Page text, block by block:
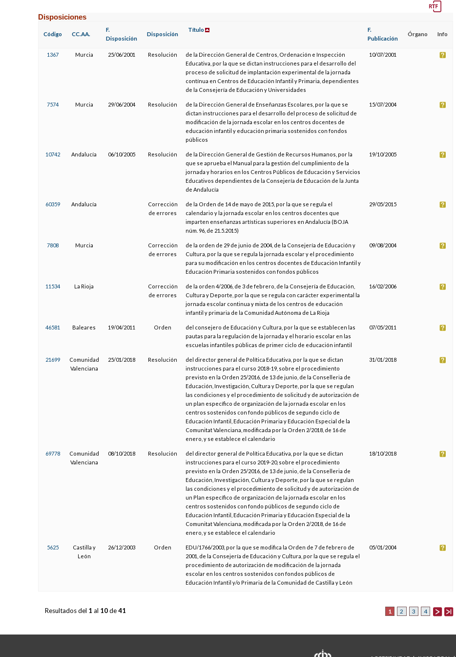
Disposiciones
Código CC.AA.
F.
Disposición
Disposición
Título
F.
Publicación
Órgano Info
1367 Murcia 25/06/2001 Resolución
de la Dirección General de Centros, Ordenación e Inspección
Educativa, por la que se dictan instrucciones para el desarrollo del
proceso de solicitud de implantación experimental de la jornada
contínua en Centros de Educación Infantil y Primaria, dependientes
de la Consejería de Educación y Universidades
10/07/2001
7574 Murcia 29/06/2004 Resolución
de la Dirección General de Enseñanzas Escolares, por la que se
dictan instrucciones para el desarrollo del proceso de solicitud de
modificación de la jornada escolar en los centros docentes de
educación infantil y educación primaria sostenidos con fondos
públicos
15/07/2004
10742 Andalucía 06/10/2005 Resolución
de la Dirección General de Gestión de Recursos Humanos, por la
que se aprueba el Manual para la gestión del cumplimiento de la
jornada y horarios en los Centros Públicos de Educación y Servicios
Educativos dependientes de la Consejería de Educación de la Junta
de Andalucía
19/10/2005
60359 Andalucía
Corrección
de errores
de la Orden de 14 de mayo de 2015, por la que se regula el
calendario y la jornada escolar en los centros docentes que
imparten enseñanzas artísticas superiores en Andalucía (BOJA
núm. 96, de 21.5.2015)
29/05/2015
7808 Murcia
Corrección
de errores
de la orden de 29 de junio de 2004, de la Consejería de Educación y
Cultura, por la que se regula la jornada escolar y el procedimiento
para su modificación en los centros docentes de Educación Infantil y
Educación Primaria sostenidos con fondos públicos
09/08/2004
11534 La Rioja
Corrección
de errores
de la orden 4/2006, de 3 de febrero, de la Consejería de Educación,
Cultura y Deporte, por la que se regula con carácter experimental la
jornada escolar continua y mixta de los centros de educación
infantil y primaria de la Comunidad Autónoma de La Rioja
16/02/2006
46581 Baleares 19/04/2011 Orden
del consejero de Educación y Cultura, por la que se establecen las
pautas para la regulación de la jornada y el horario escolar en las
escuelas infantiles públicas de primer ciclo de educación infantil
07/05/2011
21699
Comunidad
Valenciana
25/01/2018 Resolución
del director general de Política Educativa, por la que se dictan
instrucciones para el curso 2018-19, sobre el procedimiento
previsto en la Orden 25/2016, de 13 de junio, de la Conselleria de
Educación, Investigación, Cultura y Deporte, por la que se regulan
las condiciones y el procedimiento de solicitud y de autorización de
un plan específico de organización de la jornada escolar en los
centros sostenidos con fondo públicos de segundo ciclo de
Educación Infantil, Educación Primaria y Educación Especial de la
Comunitat Valenciana, modificada por la Orden 2/2018, de 16 de
enero, y se establece el calendario
31/01/2018
69778
Comunidad
Valenciana
08/10/2018 Resolución
del director general de Política Educativa, por la que se dictan
instrucciones para el curso 2019-20, sobre el procedimiento
previsto en la Orden 25/2016, de 13 de junio, de la Conselleria de
Educación, Investigación, Cultura y Deporte, por la que se regulan
las condiciones y el procedimiento de solicitud y de autorización de
un Plan específico de organización de la jornada escolar en los
centros sostenidos con fondo públicos de segundo ciclo de
Educación Infantil, Educación Primaria y Educación Especial de la
Comunitat Valenciana, modificada por la Orden 2/2018, de 16 de
enero, y se establece el calendario
18/10/2018
5625
Castilla y
León
26/12/2003 Orden
EDU/1766/2003, por la que se modifica la Orden de 7 de febrero de
2001, de la Consejería de Educación y Cultura, por la que se regula el
procedimiento de autorización de modificación de la jornada
escolar en los centros sostenidos con fondos públicos de
Educación Infantil y/o Primaria de la Comunidad de Castilla y León
05/01/2004
1 2 3 4
Resultados del 1 al 10de41